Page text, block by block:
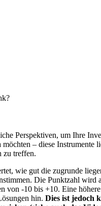
Perspektiven, um Ihre
– diese
zu treffen.
wie gut die zugrunde
Die Punktzahl
von -10 bis +10. Eine
hin. Dies ist jedoch